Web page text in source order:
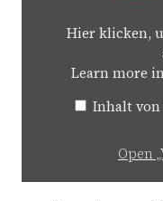
Hier klicken,
Learn more
Inhalt von
Open